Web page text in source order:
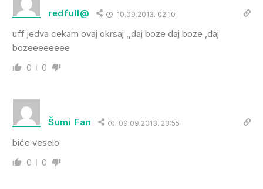
redfull@ 10.09.2013. 02:10
uff jedva cekam ovaj okrsaj ,,daj boze daj boze ,daj
bozeeeeeeee
0 0
Šumi Fan 09.09.2013. 23:55
biće veselo
0 0